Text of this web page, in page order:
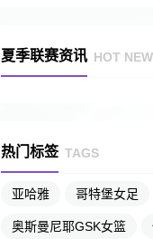
夏季联赛资讯 HOT
热门标签 TAGS
亚哈雅 哥特堡女足
奥斯曼尼耶GSK女篮